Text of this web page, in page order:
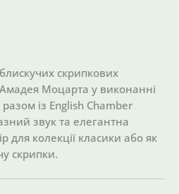
скрипкових
Моцарта у виконанні
із English Chamber
звук та елегантна
для колекції класики або як
скрипки.